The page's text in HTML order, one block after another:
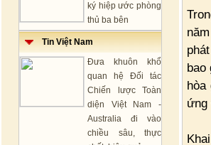
ký hiệp ước phòng
thủ ba bên
Tin Việt Nam
Đưa khuôn khổ
quan hệ Đối tác
Chiến lược Toàn
diện Việt Nam -
Australia đi vào
chiều sâu, thực
bao
hòa
ứng